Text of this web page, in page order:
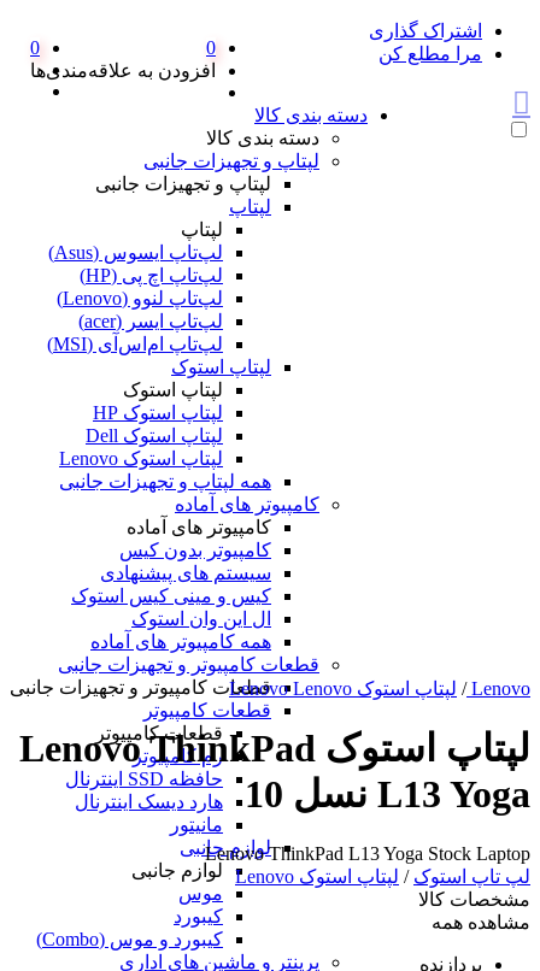
اشتراک گذاری
مرا مطلع کن
0
افزودن به علاقه‌مندی‌ها
0
دسته بندی کالا
دسته بندی کالا
لپتاپ و تجهیزات جانبی
لپتاپ و تجهیزات جانبی
لپتاپ
لپتاپ
لپ‌تاپ ایسوس (Asus)
لپ‌تاپ اچ پی (HP)
لپ‌تاپ لنوو (Lenovo)
لپ‌تاپ ایسر (acer)
لپ‌تاپ ام‌اس‌آی (MSI)
لپتاپ استوک
لپتاپ استوک
لپتاپ استوک HP
لپتاپ استوک Dell
لپتاپ استوک Lenovo
همه لپتاپ و تجهیزات جانبی
کامپیوتر های آماده
کامپیوتر های آماده
کامپیوتر بدون کیس
سیستم های پیشنهادی
کیس و مینی کیس استوک
ال این وان استوک
همه کامپیوتر های آماده
قطعات کامپیوتر و تجهیزات جانبی
قطعات کامپیوتر و تجهیزات جانبی
قطعات کامپیوتر
قطعات کامپیوتر
رم کامپیوتر
حافظه SSD اینترنال
هارد دیسک اینترنال
مانیتور
لوازم جانبی
لوازم جانبی
موس
کیبورد
کیبورد و موس (Combo)
پرینتر و ماشین های اداری
Lenovo
/ لپتاپ استوک Lenovo Lenovo
لپتاپ استوک Lenovo ThinkPad
L13 Yoga نسل 10
Lenovo ThinkPad L13 Yoga Stock Laptop
لپ تاپ استوک / لپتاپ استوک Lenovo
مشخصات کالا
مشاهده همه
پردازنده